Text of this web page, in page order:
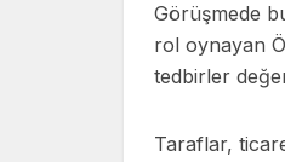
Görüşmede
rol oynayan
tedbirler
Taraflar,